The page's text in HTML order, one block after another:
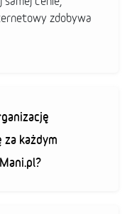
zdobywa
za każdym